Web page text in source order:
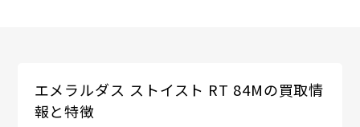
エメラルダス ストイスト RT 84Mの買取情
報と特徴